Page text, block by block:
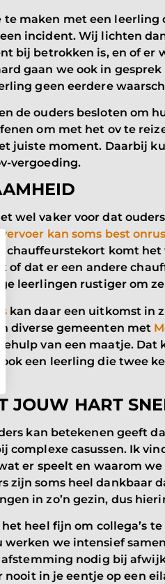
te maken met een leerling
incident. Wij lichten
bij betrokken is, en of er
gaan we ook in
geen eerdere
de ouders besloten om
om met het ov te
juiste moment. Daarbij
vergoeding.
wel vaker voor dat
kan soms best
chauffeurstekort komt
of dat er een andere
leerlingen rustiger om
kan daar een uitkomst in
diverse gemeenten met
van een maatje.
een leerling die twee
JOUW HART
kan betekenen geeft
complexe casussen. Ik
er speelt en waarom
zijn soms heel dankbaar
in zo’n gezin, dus
heel fijn om collega’s
we intensief
afstemming nodig bij
nooit in je eentje op een